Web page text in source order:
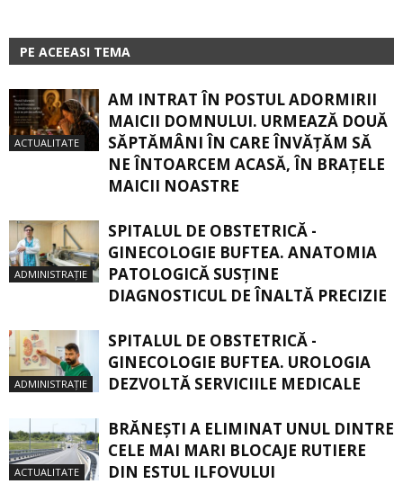
PE ACEEASI TEMA
ACTUALITATE
AM INTRAT ÎN POSTUL ADORMIRII
MAICII DOMNULUI. URMEAZĂ DOUĂ
SĂPTĂMÂNI ÎN CARE ÎNVĂŢĂM SĂ
NE ÎNTOARCEM ACASĂ, ÎN BRAŢELE
MAICII NOASTRE
ADMINISTRAȚIE
SPITALUL DE OBSTETRICĂ -
GINECOLOGIE BUFTEA. ANATOMIA
PATOLOGICĂ SUSŢINE
DIAGNOSTICUL DE ÎNALTĂ PRECIZIE
ADMINISTRAȚIE
SPITALUL DE OBSTETRICĂ -
GINECOLOGIE BUFTEA. UROLOGIA
DEZVOLTĂ SERVICIILE MEDICALE
ACTUALITATE
BRĂNEȘTI A ELIMINAT UNUL DINTRE
CELE MAI MARI BLOCAJE RUTIERE
DIN ESTUL ILFOVULUI